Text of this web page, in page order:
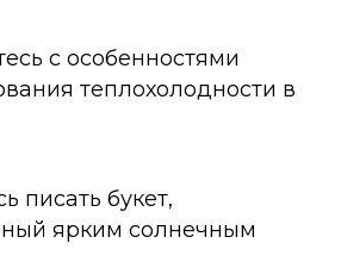
с особенностями
теплохолодности в
писать букет,
ярким солнечным